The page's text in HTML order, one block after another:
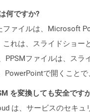
何ですか?
ファイルは、Microsoft
これは、スライドショ
PPSMファイルは、ス
PowerPointで開くこと
を変換しても安全です
は、サービスのセキ